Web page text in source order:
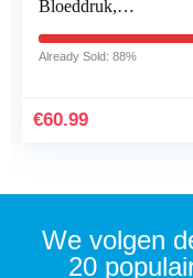
Bloeddruk,
Volledig Touchscreen,
Already Sold: 88%
€60.99
We volgen
20